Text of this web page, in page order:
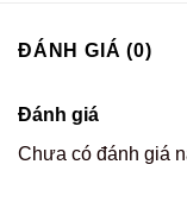
ĐÁNH GIÁ (0)
Đánh giá
Chưa có đánh giá